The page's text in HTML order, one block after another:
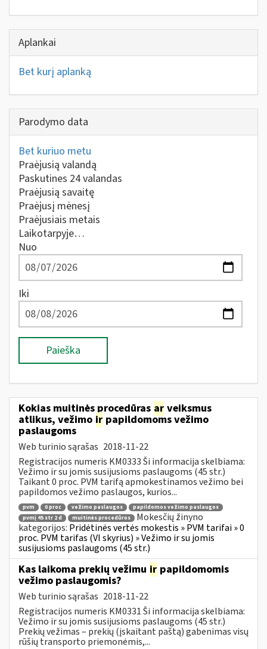
Aplankai
Bet kurį aplanką
Parodymo data
Bet kuriuo metu
Praėjusią valandą
Paskutines 24 valandas
Praėjusią savaitę
Praėjusį mėnesį
Praėjusiais metais
Laikotarpyje…
Nuo
Iki
Paieška
Kokias muitinės procedūras ar veiksmus
atlikus, vežimo ir papildomoms vežimo
paslaugoms
Web turinio sąrašas 2018-11-22
Registracijos numeris KM0333 Ši informacija skelbiama:
Vežimo ir su jomis susijusioms paslaugoms (45 str.)
Taikant 0 proc. PVM tarifą apmokestinamos vežimo bei
papildomos vežimo paslaugos, kurios...
pvm 0 proc vežimo paslaugos
papildomos vežimo paslaugos
pvmį 45 str 2 d
muitinės procedūros
Mokesčių žinyno
kategorijos: Pridėtinės vertės mokestis » PVM tarifai » 0
proc. PVM tarifas (VI skyrius) » Vežimo ir su jomis
susijusioms paslaugoms (45 str.)
Kas laikoma prekių vežimu ir papildomomis
vežimo paslaugomis?
Web turinio sąrašas 2018-11-22
Registracijos numeris KM0331 Ši informacija skelbiama:
Vežimo ir su jomis susijusioms paslaugoms (45 str.)
Prekių vežimas – prekių (įskaitant paštą) gabenimas visų
rūšių transporto priemonėmis,...